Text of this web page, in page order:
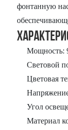
фонтанную
Мощность:
Световой
Цветовая
Угол
Материал